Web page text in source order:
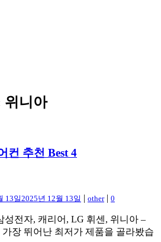
위니아
컨 추천 Best 4
13일2025년 12월 13일 | other| 0
성전자, 캐리어, LG 휘센, 위니아 –
장 뛰어난 최저가 제품을 골라봤습